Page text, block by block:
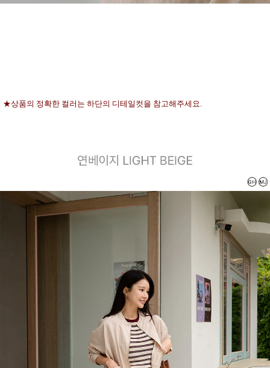
★상품의 정확한 컬러는 하단의 디테일컷을 참고해주세요.